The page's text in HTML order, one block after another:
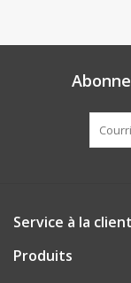
Service à la
Produits